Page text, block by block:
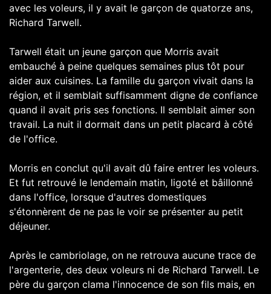
avec les voleurs, il y avait le garçon de quatorze ans,
Richard Tarwell.
Tarwell était un jeune garçon que Morris avait
embauché à peine quelques semaines plus tôt pour
aider aux cuisines. La famille du garçon vivait dans la
région, et il semblait suffisamment digne de confiance
quand il avait pris ses fonctions. Il semblait aimer son
travail. La nuit il dormait dans un petit placard à côté
de l'office.
Morris en conclut qu'il avait dû faire entrer les voleurs.
Et fut retrouvé le lendemain matin, ligoté et bâillonné
dans l'office, lorsque d'autres domestiques
s'étonnèrent de ne pas le voir se présenter au petit
déjeuner.
Après le cambriolage, on ne retrouva aucune trace de
l'argenterie, des deux voleurs ni de Richard Tarwell. Le
père du garçon clama l'innocence de son fils mais, en